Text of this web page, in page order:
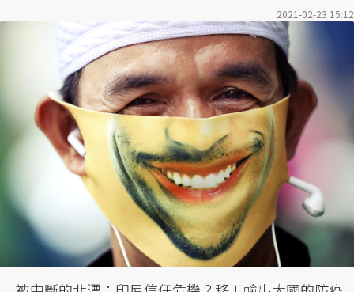
2021-02-23 15:12